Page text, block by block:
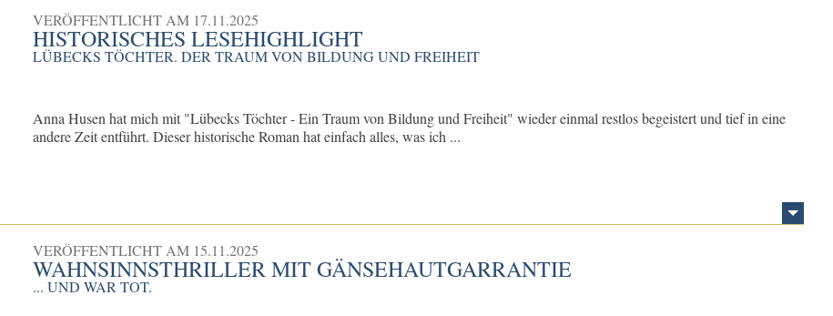
VERÖFFENTLICHT AM 17.11.2025
HISTORISCHES LESEHIGHLIGHT
LÜBECKS TÖCHTER. DER TRAUM VON BILDUNG UND FREIHEIT
Anna Husen hat mich mit "Lübecks Töchter - Ein Traum von Bildung und Freiheit" wieder einmal restlos begeistert und tief in eine
andere Zeit entführt. Dieser historische Roman hat einfach alles, was ich ...
VERÖFFENTLICHT AM 15.11.2025
WAHNSINNSTHRILLER MIT GÄNSEHAUTGARRANTIE
... UND WAR TOT.